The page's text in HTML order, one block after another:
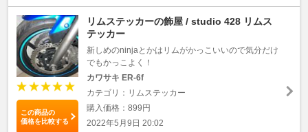
この商品の
価格を比較する
リムステッカーの飾屋 / studio 428 リムス
テッカー
新しめのninjaとかはリムがかっこいいので気分だけ
でもかっこよく！
カワサキ ER-6f
カテゴリ：リムステッカー
購入価格：899円
2022年5月9日 20:02